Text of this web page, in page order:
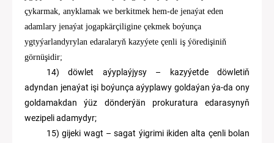
çykarmak, anyklamak we berkitmek hem-de jenaýat eden
adamlary jenaýat jogapkärçiligine çekmek boýunça
ygtyýarlandyrylan edaralaryň kazyýete çenli iş ýöredişiniň
görnüşidir;
14)döwlet aýyplaýjysy –
kazyýetde döwletiň
adyndan jenaýat işi boýunça aýyplawy goldaýan ýa-da ony
goldamakdan ýüz dönderýän prokuratura edarasynyň
wezipeli adamydyr;
1 5)gijeki wagt – sagat ýigrimi ikiden alta çenli bolan